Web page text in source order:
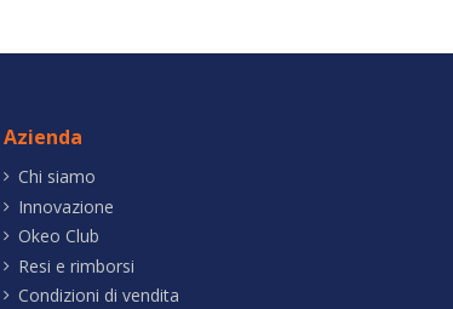
Azienda
Chi siamo
Innovazione
Okeo Club
Resi e rimborsi
Condizioni di vendita